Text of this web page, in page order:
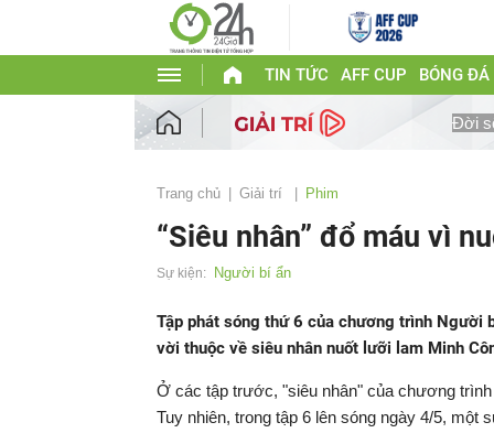
TIN TỨC AFF CUP BÓNG ĐÁ
Đời
Trang chủ Giải trí Phim
“Siêu nhân” đổ máu vì
Sự kiện: Người bí ẩn
Tập phát sóng thứ 6 của chương trình
vời thuộc về siêu nhân nuốt lưỡi lam Minh
Ở các tập trước, "siêu nhân" của chương
Tuy nhiên, trong tập 6 lên sóng ngày 4/5,